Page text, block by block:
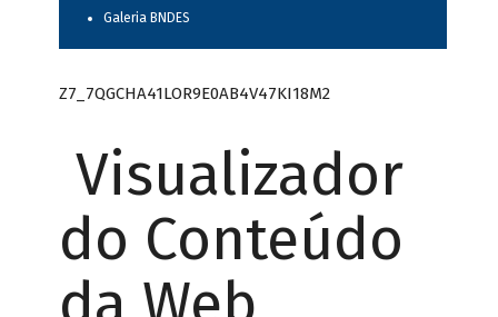
Galeria BNDES
Z7_7QGCHA41LOR9E0AB4V47KI18M2
Visualizador
do Conteúdo